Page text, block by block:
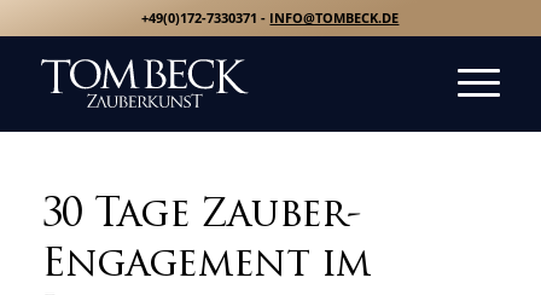
+49(0)172-7330371 - INFO@TOMBECK.DE
30 Tage Zauber-
Engagement im